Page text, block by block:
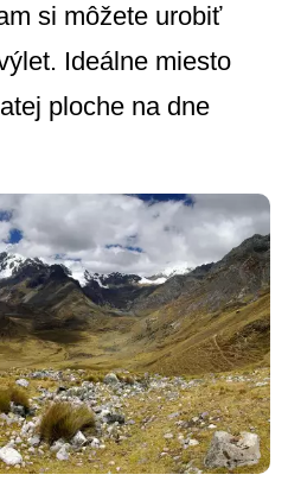
si môžete urobiť
Ideálne miesto
ploche na dne